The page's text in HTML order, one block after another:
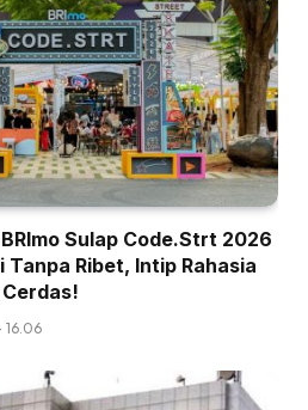
Sulap Code.Strt 2026
Ribet, Intip Rahasia